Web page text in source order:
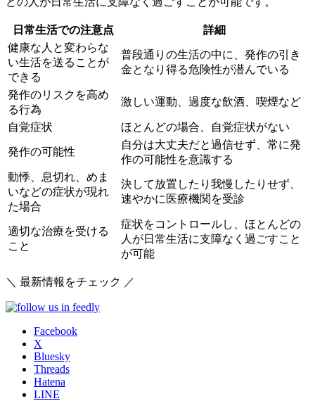
日常生活での注意点
詳細
健康な人と変わらな
い生活を送ることが
できる
普段通りの生活の中に、発作の引き
金となり得る危険性が潜んでいる
発作のリスクを高め
る行為
激しい運動、過度な飲酒、喫煙など
自覚症状 ほとんどの場合、自覚症状がない
発作の可能性
自分は大丈夫だと過信せず、常に発
作の可能性を意識する
動悸、息切れ、めま
いなどの症状が現れ
た場合
決して放置したり我慢したりせず、
速やかに医療機関を受診
適切な治療を受ける
こと
症状をコントロールし、ほとんどの
人が日常生活に支障なく過ごすこと
が可能
＼ 最新情報をチェック ／
Facebook
X
Bluesky
Threads
Hatena
LINE